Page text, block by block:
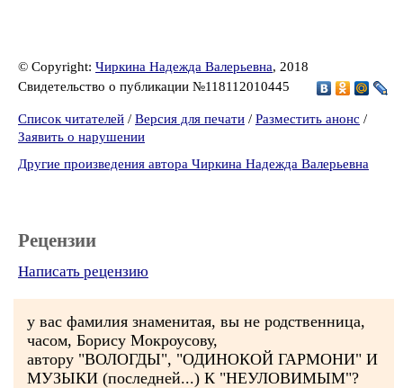
© Copyright: Чиркина Надежда Валерьевна, 2018
Свидетельство о публикации №118112010445
Список читателей / Версия для печати / Разместить анонс /
Заявить о нарушении
Другие произведения автора Чиркина Надежда Валерьевна
Рецензии
Написать рецензию
у вас фамилия знаменитая, вы не родственница,
часом, Борису Мокроусову,
автору "ВОЛОГДЫ", "ОДИНОКОЙ ГАРМОНИ" И
МУЗЫКИ (последней...) К "НЕУЛОВИМЫМ"?